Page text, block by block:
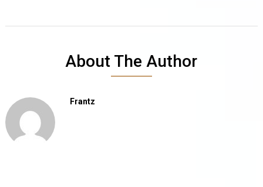
About The Author
Frantz